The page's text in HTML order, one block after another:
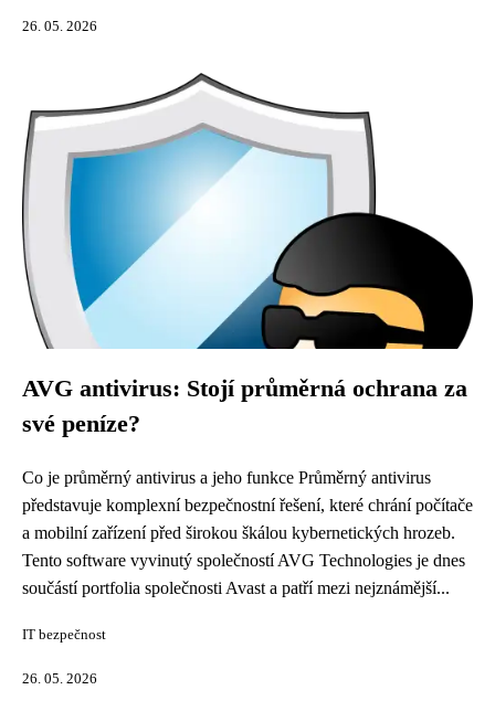
26. 05. 2026
AVG antivirus: Stojí průměrná ochrana za
své peníze?
Co je průměrný antivirus a jeho funkce Průměrný antivirus
představuje komplexní bezpečnostní řešení, které chrání počítače
a mobilní zařízení před širokou škálou kybernetických hrozeb.
Tento software vyvinutý společností AVG Technologies je dnes
součástí portfolia společnosti Avast a patří mezi nejznámější...
IT bezpečnost
26. 05. 2026